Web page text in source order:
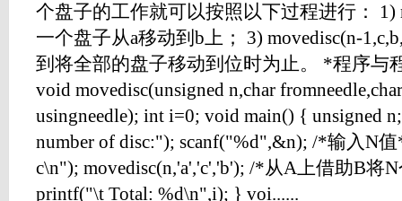
个盘子的工作就可以按照以下过程进行： 1)
一个盘子从a移动到b上； 3) movedisc(n-
到将全部的盘子移动到位时为止。 *程序与
void movedisc(unsigned n,char
usingneedle); int i=0; void main() { unsigned
number of disc:"); scanf("%d",&n); /*输入N
c\n"); movedisc(n,'a','c','b'); /*从A上借助B将
printf("\t Total: %d\n",i); } voi......